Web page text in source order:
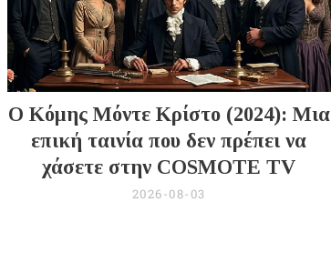
Ο Κόμης Μόντε Κρίστο (2024): Μια
επική ταινία που δεν πρέπει να
χάσετε στην COSMOTE TV
2026-08-03